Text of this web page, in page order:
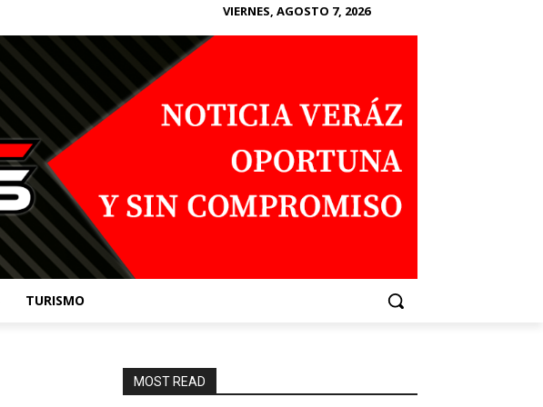
VIERNES, AGOSTO 7, 2026
TURISMO
MOST READ